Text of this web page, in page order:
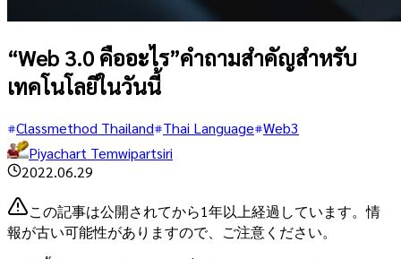
“Web 3.0 คืออะไร”คำถามสำคัญสำหรับ
เทคโนโลยีในวันนี้
Classmethod Thailand Thai Language Web3
Piyachart Temwipartsiri
2022.06.29
この記事は公開されてから1年以上経過しています。情
報が古い可能性がありますので、ご注意ください。